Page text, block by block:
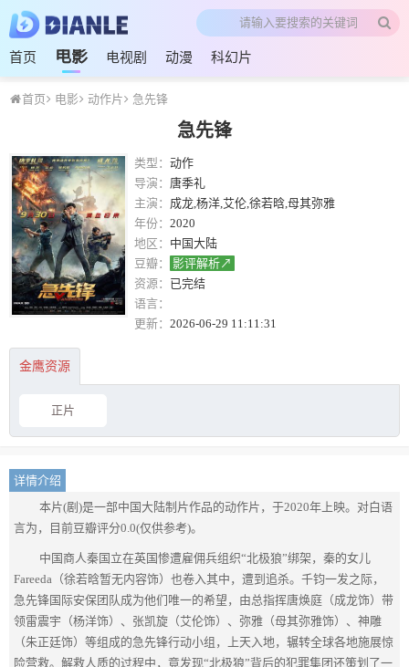
首页 电影 电视剧 动漫 科幻片
首页 电影 动作片 急先锋
急先锋
类型： 动作
导演： 唐季礼
主演： 成龙,杨洋,艾伦,徐若晗,母其弥雅
年份： 2020
地区： 中国大陆
豆瓣：
影评解析↗
资源： 已完结
语言：
更新： 2026-06-29 11:11:31
金鹰资源
正片
详情介绍
本片(剧)是一部中国大陆制片作品的动作片，于2020年上映。对白语
言为，目前豆瓣评分0.0(仅供参考)。
中国商人秦国立在英国惨遭雇佣兵组织“北极狼”绑架，秦的女儿
Fareeda（徐若晗暂无内容饰）也卷入其中，遭到追杀。千钧一发之际，
急先锋国际安保团队成为他们唯一的希望，由总指挥唐焕庭（成龙饰）带
领雷震宇（杨洋饰）、张凯旋（艾伦饰）、弥雅（母其弥雅饰）、神雕
（朱正廷饰）等组成的急先锋行动小组，上天入地，辗转全球各地施展惊
险营救。解救人质的过程中，竟发现“北极狼”背后的犯罪集团还策划了一